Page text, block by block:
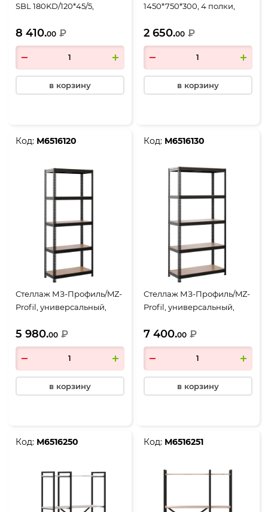
SBL 180KD/120*45/5,
черный
8 410.00 ₽
в корзину
1450*750*300, 4 полки,
2 650.00 ₽
в корзину
Код: М6516120
Стеллаж МЗ-Профиль/MZ-
Profil, универсальный,
черный RAL9011
5 980.00 ₽
в корзину
Код: М6516130
Стеллаж МЗ-Профиль/MZ-
Profil, универсальный,
черный RAL9011
7 400.00 ₽
в корзину
Код: М6516250 Код: М6516251